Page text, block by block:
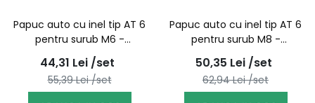
Papuc auto cu inel tip AT 6
pentru surub M6 -
100buc/set
44,31 Lei /set
55,39Lei /set
Papuc auto cu inel tip AT 6
pentru surub M8 -
100buc/set
50,35 Lei /set
62,94Lei /set